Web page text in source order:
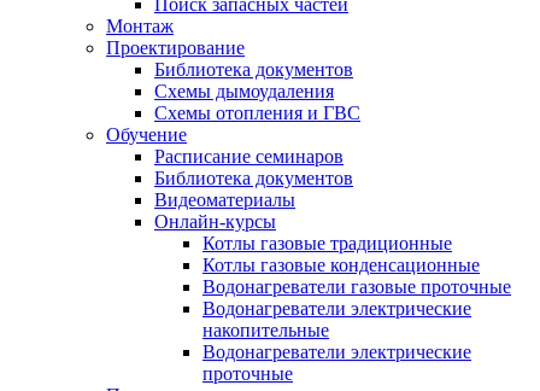
Поиск запасных частей
Монтаж
Проектирование
Библиотека документов
Схемы дымоудаления
Схемы отопления и ГВС
Обучение
Расписание семинаров
Библиотека документов
Видеоматериалы
Онлайн-курсы
Котлы газовые традиционные
Котлы газовые конденсационные
Водонагреватели газовые проточные
Водонагреватели электрические
накопительные
Водонагреватели электрические
проточные